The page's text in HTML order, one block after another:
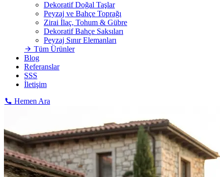
Dekoratif Doğal Taşlar
Peyzaj ve Bahçe Toprağı
Zirai İlaç, Tohum & Gübre
Dekoratif Bahçe Saksıları
Peyzaj Sınır Elemanları
Tüm Ürünler
Blog
Referanslar
SSS
İletişim
Hemen Ara